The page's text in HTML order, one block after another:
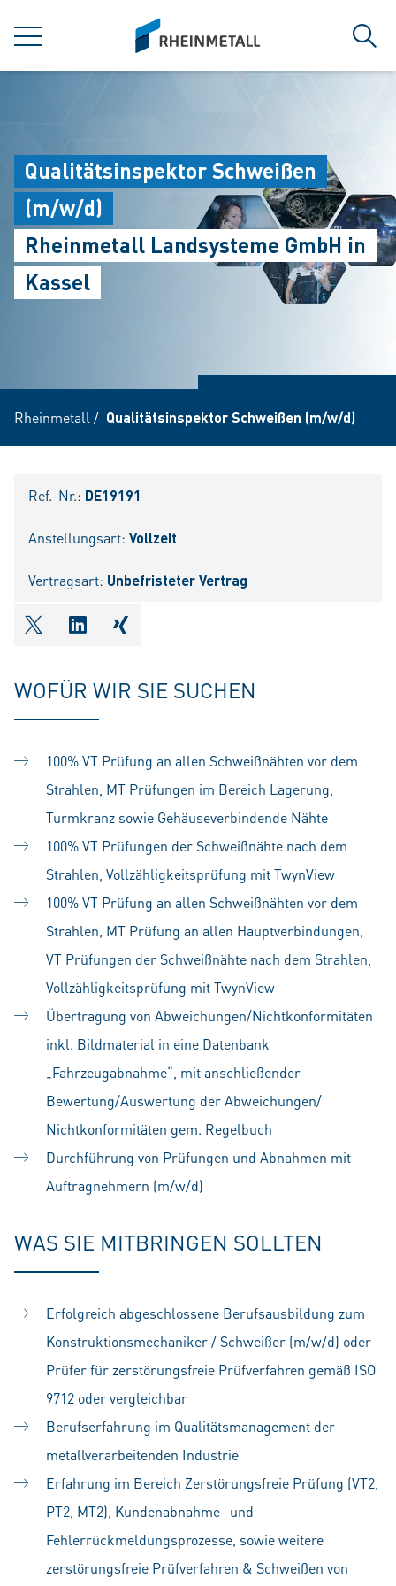
MENÜ
siteLogo
Qualitätsinspektor Schweißen
(m/w/d)
Rheinmetall Landsysteme GmbH in
Kassel
Rheinmetall / Qualitätsinspektor Schweißen (m/w/d)
Ref.-Nr.: DE19191
Anstellungsart: Vollzeit
Vertragsart: Unbefristeter Vertrag
shareOntwitter
shareOnlinkedIn
shareOnxing
WOFÜR WIR SIE SUCHEN
100% VT Prüfung an allen Schweißnähten vor dem
Strahlen, MT Prüfungen im Bereich Lagerung,
Turmkranz sowie Gehäuseverbindende Nähte
100% VT Prüfungen der Schweißnähte nach dem
Strahlen, Vollzähligkeitsprüfung mit TwynView
100% VT Prüfung an allen Schweißnähten vor dem
Strahlen, MT Prüfung an allen Hauptverbindungen,
VT Prüfungen der Schweißnähte nach dem Strahlen,
Vollzähligkeitsprüfung mit TwynView
Übertragung von Abweichungen/Nichtkonformitäten
inkl. Bildmaterial in eine Datenbank
„Fahrzeugabnahme“, mit anschließender
Bewertung/Auswertung der Abweichungen/
Nichtkonformitäten gem. Regelbuch
Durchführung von Prüfungen und Abnahmen mit
Auftragnehmern (m/w/d)
WAS SIE MITBRINGEN SOLLTEN
Erfolgreich abgeschlossene Berufsausbildung zum
Konstruktionsmechaniker / Schweißer (m/w/d) oder
Prüfer für zerstörungsfreie Prüfverfahren gemäß ISO
9712 oder vergleichbar
Berufserfahrung im Qualitätsmanagement der
metallverarbeitenden Industrie
Erfahrung im Bereich Zerstörungsfreie Prüfung (VT2,
PT2, MT2), Kundenabnahme- und
Fehlerrückmeldungsprozesse, sowie weitere
zerstörungsfreie Prüfverfahren & Schweißen von